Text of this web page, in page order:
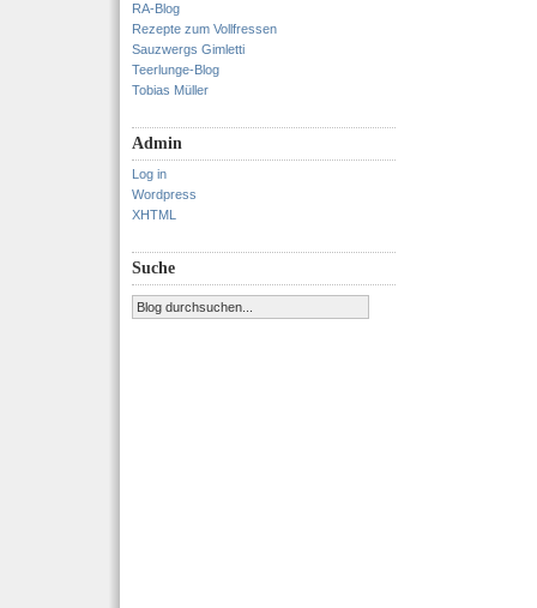
RA-Blog
Rezepte zum Vollfressen
Sauzwergs Gimletti
Teerlunge-Blog
Tobias Müller
Admin
Log in
Wordpress
XHTML
Suche